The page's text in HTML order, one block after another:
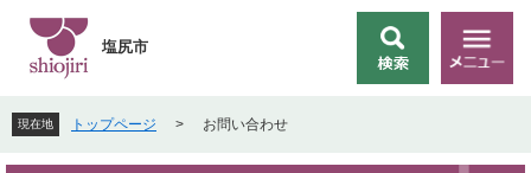
先
頭
で
を
飛
ば
索
メ
ニ
塩尻市
現在地 トップページ > お問い合わせ